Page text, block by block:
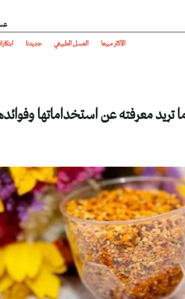
الأكثر مبيعا العسل الطبيعي جديدنا
تريد معرفته عن استخداماتها